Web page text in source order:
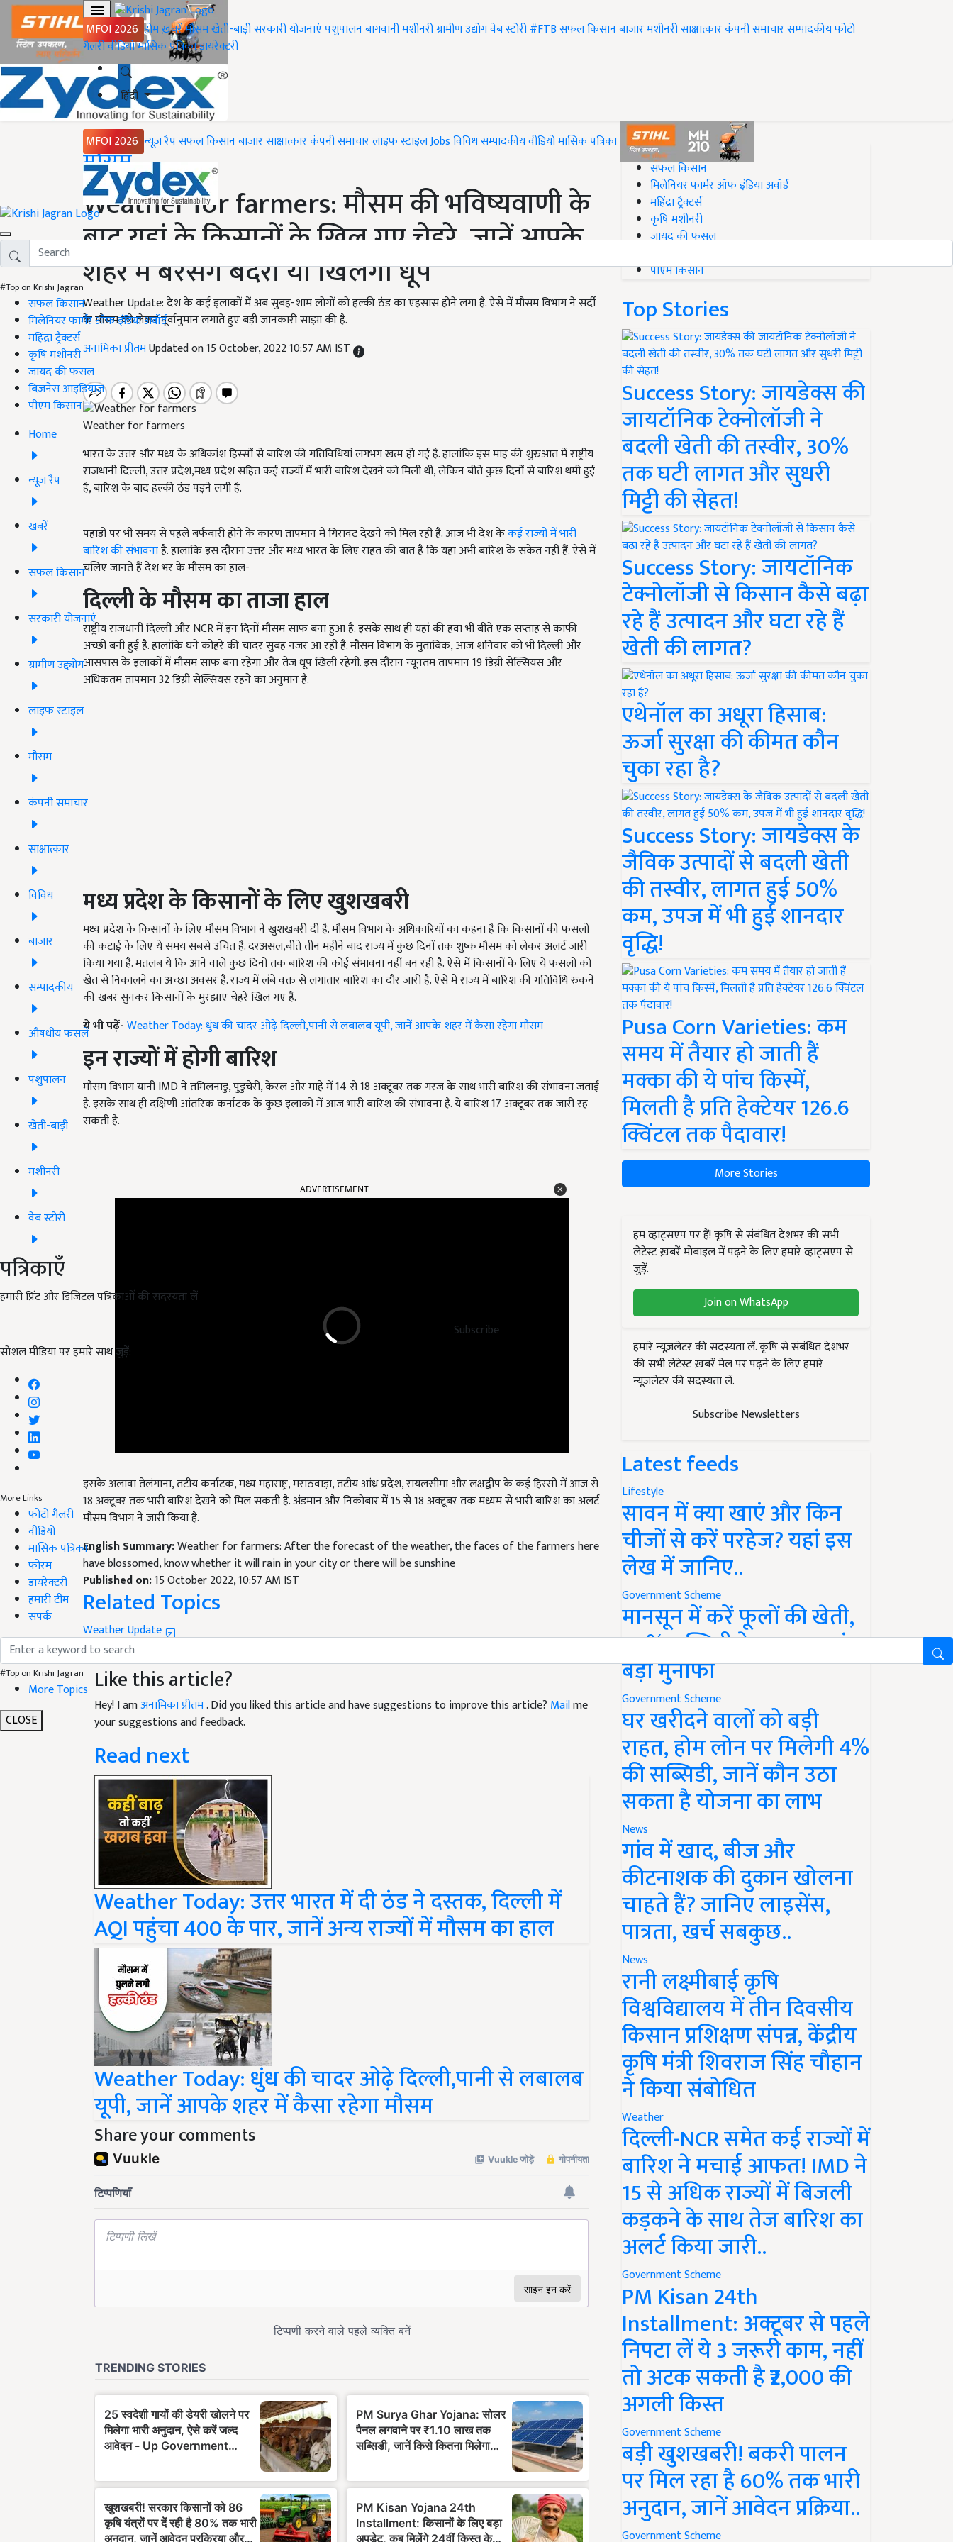
MFOI 2026 होमख़बरेंमौसमखेती-बाड़ीसरकारी योजनाएंपशुपालनबागवानीमशीनरीग्रामीण उद्योगवेब स्टोरी#FTBसफल किसानबाजारमशीनरीसाक्षात्कारकंपनी समाचारसम्पादकीयफोटो
गैलरीवीडियोमासिक पत्रिकाडायरेक्टरी
हिंदी
MFOI 2026 न्यूज़ रैपसफल किसानबाजारसाक्षात्कारकंपनी समाचारलाइफ स्टाइलJobsविविधसम्पादकीयवीडियोमासिक पत्रिका
#Top on Krishi Jagran
सफल किसान
मिलेनियर फार्मर ऑफ इंडिया अवॉर्ड
महिंद्रा ट्रैक्टर्स
कृषि मशीनरी
जायद की फसल
बिज़नेस आइडियाज
पीएम किसान
Home
न्यूज़ रैप
खबरें
सफल किसान
सरकारी योजनाएं
ग्रामीण उद्द्योग
लाइफ स्टाइल
मौसम
कंपनी समाचार
साक्षात्कार
विविध
बाजार
सम्पादकीय
औषधीय फसलें
पशुपालन
खेती-बाड़ी
मशीनरी
वेब स्टोरी
पत्रिकाएँ
हमारी प्रिंट और डिजिटल पत्रिकाओं की सदस्यता लें
Subscribe
सोशल मीडिया पर हमारे साथ जुड़ें:
More Links
फोटो गैलरी
वीडियो
मासिक पत्रिका
फोरम
डायरेक्टरी
हमारी टीम
संपर्क
#Top on Krishi Jagran
More Topics
CLOSE
Home
मौसम
Weather for farmers: मौसम की भविष्यवाणी के
बाद यहां के किसानों के खिल गए चेहरे, जानें आपके
शहर में बरसेंगे बदरा या खिलेगी धूप
Weather Update: देश के कई इलाकों में अब सुबह-शाम लोगों को हल्की ठंड का एहसास होने लगा है. ऐसे में मौसम विभाग ने सर्दी
के मौसम को लेकर पूर्वानुमान लगाते हुए बड़ी जानकारी साझा की है.
अनामिका प्रीतमUpdated on 15 October, 2022 10:57 AM IST
Weather for farmers
भारत के उत्तर और मध्य के अधिकांश हिस्सों से बारिश की गतिविधियां लगभग खत्म हो गई हैं. हालांकि इस माह की शुरुआत में राष्ट्रीय
राजधानी दिल्ली, उत्तर प्रदेश,मध्य प्रदेश सहित कई राज्यों में भारी बारिश देखने को मिली थी, लेकिन बीते कुछ दिनों से बारिश थमी हुई
है, बारिश के बाद हल्की ठंड पड़ने लगी है.
पहाड़ों पर भी समय से पहले बर्फबारी होने के कारण तापमान में गिरावट देखने को मिल रही है. आज भी देश केकई राज्यों में भारी
बारिश की संभावनाहै. हालांकि इस दौरान उत्तर और मध्य भारत के लिए राहत की बात है कि यहां अभी बारिश के संकेत नहीं हैं. ऐसे में
चलिए जानते हैं देश भर के मौसम का हाल-
दिल्ली के मौसम का ताजा हाल
राष्ट्रीय राजधानी दिल्ली और NCR में इन दिनों मौसम साफ बना हुआ है. इसके साथ ही यहां की हवा भी बीते एक सप्ताह से काफी
अच्छी बनी हुई है. हालांकि घने कोहरे की चादर सुबह नजर आ रही है. मौसम विभाग के मुताबिक, आज शनिवार को भी दिल्ली और
आसपास के इलाकों में मौसम साफ बना रहेगा और तेज धूप खिली रहेगी. इस दौरान न्यूनतम तापमान 19 डिग्री सेल्सियस और
अधिकतम तापमान 32 डिग्री सेल्सियस रहने का अनुमान है.
मध्य प्रदेश के किसानों के लिए खुशखबरी
मध्य प्रदेश के किसानों के लिए मौसम विभाग ने खुशखबरी दी है. मौसम विभाग के अधिकारियों का कहना है कि किसानों की फसलों
की कटाई के लिए ये समय सबसे उचित है. दरअसल,बीते तीन महीने बाद राज्य में कुछ दिनों तक शुष्क मौसम को लेकर अलर्ट जारी
किया गया है. मतलब ये कि आने वाले कुछ दिनों तक बारिश की कोई संभावना नहीं बन रही है. ऐसे में किसानों के लिए ये फसलों को
खेत से निकालने का अच्छा अवसर है. राज्य में लंबे वक्त से लगातार बारिश का दौर जारी है. ऐसे में राज्य में बारिश की गतिविधि रुकने
की खबर सुनकर किसानों के मुरझाए चेहरें खिल गए हैं.
ये भी पढ़ें-Weather Today: धुंध की चादर ओढ़े दिल्ली,पानी से लबालब यूपी, जानें आपके शहर में कैसा रहेगा मौसम
इन राज्यों में होगी बारिश
मौसम विभाग यानी IMD ने तमिलनाडु, पुडुचेरी, केरल और माहे में 14 से 18 अक्टूबर तक गरज के साथ भारी बारिश की संभावना जताई
है. इसके साथ ही दक्षिणी आंतरिक कर्नाटक के कुछ इलाकों में आज भारी बारिश की संभावना है. ये बारिश 17 अक्टूबर तक जारी रह
सकती है.
18 अक्टूबर तक भारी बारिश देखने को मिल सकती है. अंडमान और निकोबार में 15 से 18 अक्टूबर तक मध्यम से भारी बारिश का अलर्ट
मौसम विभाग ने जारी किया है.
have blossomed, know whether it will rain in your city or there will be sunshine
Published on:15 October 2022, 10:57 AM IST
Related Topics
Weather Update
weather for farmers
Like this article?
Hey! I amअनामिका प्रीतम. Did you liked this article and have suggestions to improve this article?
your suggestions and feedback.
Read next
Weather Today: उत्तर भारत में दी ठंड ने दस्तक, दिल्ली में
AQI पहुंचा 400 के पार, जानें अन्य राज्यों में मौसम का हाल
Weather Today: धुंध की चादर ओढ़े दिल्ली,पानी से लबालब
यूपी, जानें आपके शहर में कैसा रहेगा मौसम
Share your comments
#Top on Krishi Jagran
सफल किसान
मिलेनियर फार्मर ऑफ इंडिया अवॉर्ड
महिंद्रा ट्रैक्टर्स
कृषि मशीनरी
जायद की फसल
पीएम किसान
Top Stories
Success Story: जायडेक्स की
जायटॉनिक टेक्नोलॉजी ने
बदली खेती की तस्वीर, 30%
तक घटी लागत और सुधरी
मिट्टी की सेहत!
Success Story: जायटॉनिक
टेक्नोलॉजी से किसान कैसे बढ़ा
रहे हैं उत्पादन और घटा रहे हैं
खेती की लागत?
एथेनॉल का अधूरा हिसाब:
ऊर्जा सुरक्षा की कीमत कौन
चुका रहा है?
Success Story: जायडेक्स के
जैविक उत्पादों से बदली खेती
की तस्वीर, लागत हुई 50%
कम, उपज में भी हुई शानदार
वृद्धि!
Pusa Corn Varieties: कम
समय में तैयार हो जाती हैं
मक्का की ये पांच किस्में,
मिलती है प्रति हेक्टेयर 126.6
क्विंटल तक पैदावार!
More Stories
हम व्हाट्सएप पर हैं! कृषि से संबंधित देशभर की सभी
लेटेस्ट ख़बरें मोबाइल में पढ़ने के लिए हमारे व्हाट्सएप से
जुड़ें.
Join on WhatsApp
हमारे न्यूज़लेटर की सदस्यता लें. कृषि से संबंधित देशभर
की सभी लेटेस्ट ख़बरें मेल पर पढ़ने के लिए हमारे
न्यूज़लेटर की सदस्यता लें.
Subscribe Newsletters
Latest feeds
Lifestyle
सावन में क्या खाएं और किन
चीजों से करें परहेज? यहां इस
लेख में जानिए..
Government Scheme
मानसून में करें फूलों की खेती,
50% सब्सिडी के साथ कमाएं
बड़ा मुनाफा
Government Scheme
घर खरीदने वालों को बड़ी
राहत, होम लोन पर मिलेगी 4%
की सब्सिडी, जानें कौन उठा
सकता है योजना का लाभ
News
गांव में खाद, बीज और
कीटनाशक की दुकान खोलना
चाहते हैं? जानिए लाइसेंस,
पात्रता, खर्च सबकुछ..
News
रानी लक्ष्मीबाई कृषि
विश्वविद्यालय में तीन दिवसीय
किसान प्रशिक्षण संपन्न, केंद्रीय
कृषि मंत्री शिवराज सिंह चौहान
ने किया संबोधित
Weather
दिल्ली-NCR समेत कई राज्यों में
बारिश ने मचाई आफत! IMD ने
15 से अधिक राज्यों में बिजली
कड़कने के साथ तेज बारिश का
अलर्ट किया जारी..
Government Scheme
PM Kisan 24th
Installment: अक्टूबर से पहले
निपटा लें ये 3 जरूरी काम, नहीं
तो अटक सकती है ₹2,000 की
अगली किस्त
Government Scheme
बड़ी खुशखबरी! बकरी पालन
पर मिल रहा है 60% तक भारी
अनुदान, जानें आवेदन प्रक्रिया..
Government Scheme